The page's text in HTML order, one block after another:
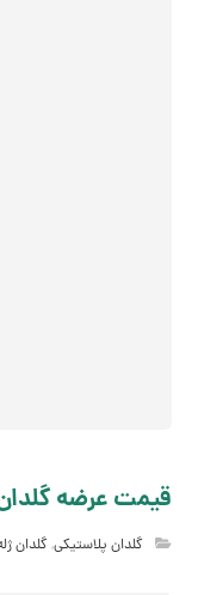
قیمت عرضه
گلدان پلاستیکی,گلدان